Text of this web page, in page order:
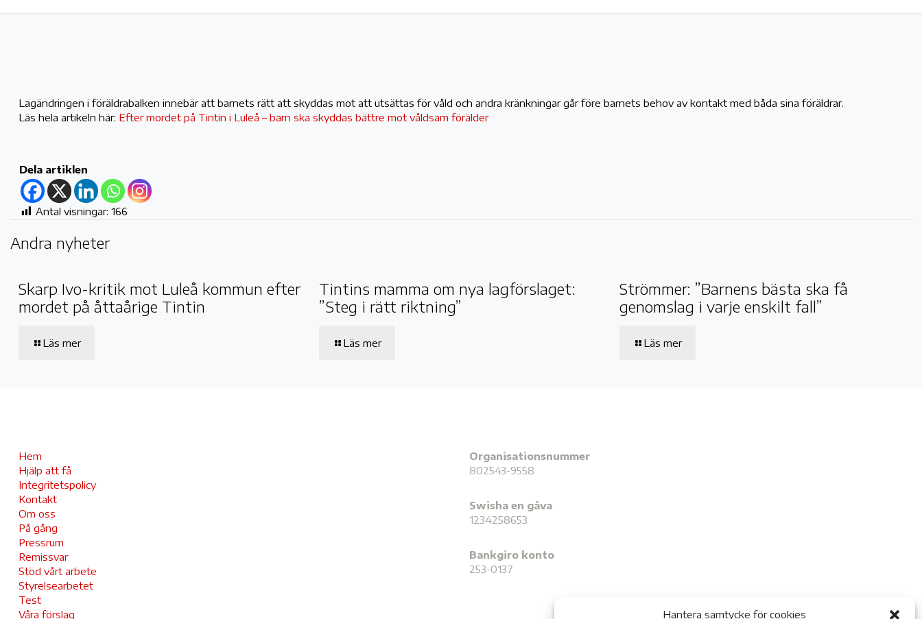
Hantera samtycke för cookies
Lagändringen i föräldrabalken innebär att barnets rätt att skyddas mot att utsättas för våld och andra kränkningar går före barnets behov av kontakt med båda sina föräldrar.
Läs hela artikeln här: Efter mordet på Tintin i Luleå – barn ska skyddas bättre mot våldsam förälder
Dela artiklen
Antal visningar: 166
Andra nyheter
Skarp Ivo-kritik mot Luleå kommun efter
mordet på åttaårige Tintin
Läs mer
Tintins mamma om nya lagförslaget:
”Steg i rätt riktning”
Läs mer
Strömmer: ”Barnens bästa ska få
genomslag i varje enskilt fall”
Läs mer
Hem
Hjälp att få
Integritetspolicy
Kontakt
Om oss
På gång
Pressrum
Remissvar
Stöd vårt arbete
Styrelsearbetet
Test
Våra förslag
Organisationsnummer
802543-9558
Swisha en gåva
1234258653
Bankgiro konto
253-0137